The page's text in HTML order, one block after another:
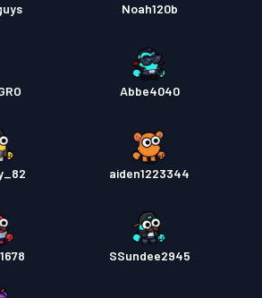
Noah120b
Abbe4040
aiden1223344
SSundee2945